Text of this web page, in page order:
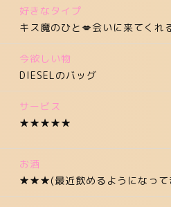
好きなタイプ
キス魔のひと💋会いに来てくれ
今欲しい物
DIESELのバッグ
サービス
★★★★★
お酒
★★★(最近飲めるようになって